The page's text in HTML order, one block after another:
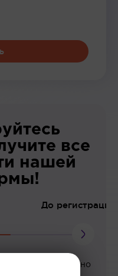
все
нашей
До регистрации